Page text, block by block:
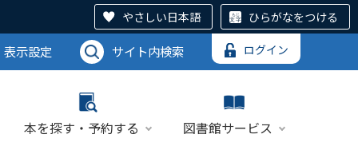
やさしい日本語 ひらがなをつける
表示設定 サイト内検索 ログイン
本を探す・予約する 図書館サービス